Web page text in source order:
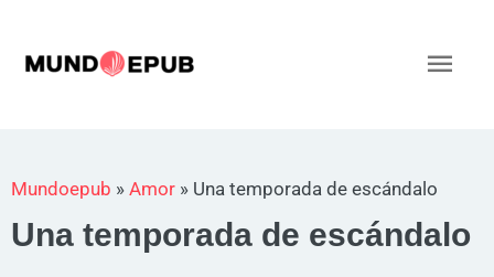
contenido
Mundoepub » Amor » Una temporada de escándalo
Una temporada de escándalo